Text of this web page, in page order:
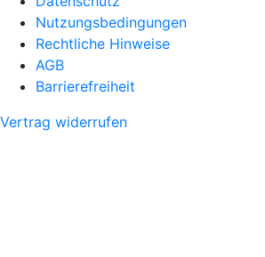
Nutzungsbedingungen
Rechtliche Hinweise
AGB
Barrierefreiheit
Vertrag widerrufen